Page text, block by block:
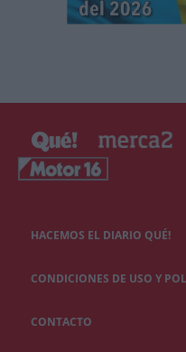
HACEMOS EL DIARIO QUÉ!
CONDICIONES DE USO Y
CONTACTO